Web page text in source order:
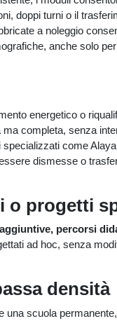
doppi turni o il
a noleggio
anche solo per
energetico o
completa, senza
come
dismesse o
o progetti
percorsi
ad hoc, senza
densità
una scuola